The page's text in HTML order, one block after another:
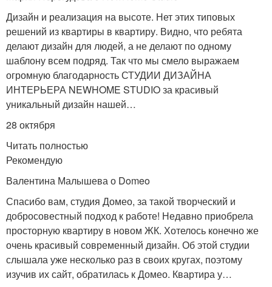
Дизайн и реализация на высоте. Нет этих типовых
решений из квартиры в квартиру. Видно, что ребята
делают дизайн для людей, а не делают по одному
шаблону всем подряд. Так что мы смело выражаем
огромную благодарность СТУДИИ ДИЗАЙНА
ИНТЕРЬЕРА NEWHOME STUDIO за красивый
уникальный дизайн нашей…
28 октября
Читать полностью
Рекомендую
Валентина Малышева о Domeo
Спасибо вам, студия Домео, за такой творческий и
добросовестный подход к работе! Недавно приобрела
просторную квартиру в новом ЖК. Хотелось конечно же
очень красивый современный дизайн. Об этой студии
слышала уже несколько раз в своих кругах, поэтому
изучив их сайт, обратилась к Домео. Квартира у…